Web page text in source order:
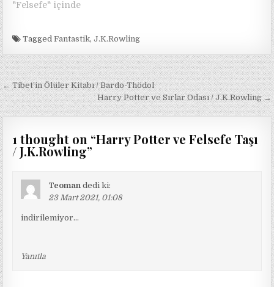
"Felsefe" içinde
TaggedFantastik,J.K.Rowling
Yazı
gezinmesi
← Tibet’in Ölüler Kitabı / Bardo-Thödol
Harry Potter ve Sırlar Odası / J.K.Rowling →
1 thought on “Harry Potter ve Felsefe Taşı
/ J.K.Rowling”
Teoman dedi ki:
23 Mart 2021, 01:08
indirilemiyor…
Yanıtla